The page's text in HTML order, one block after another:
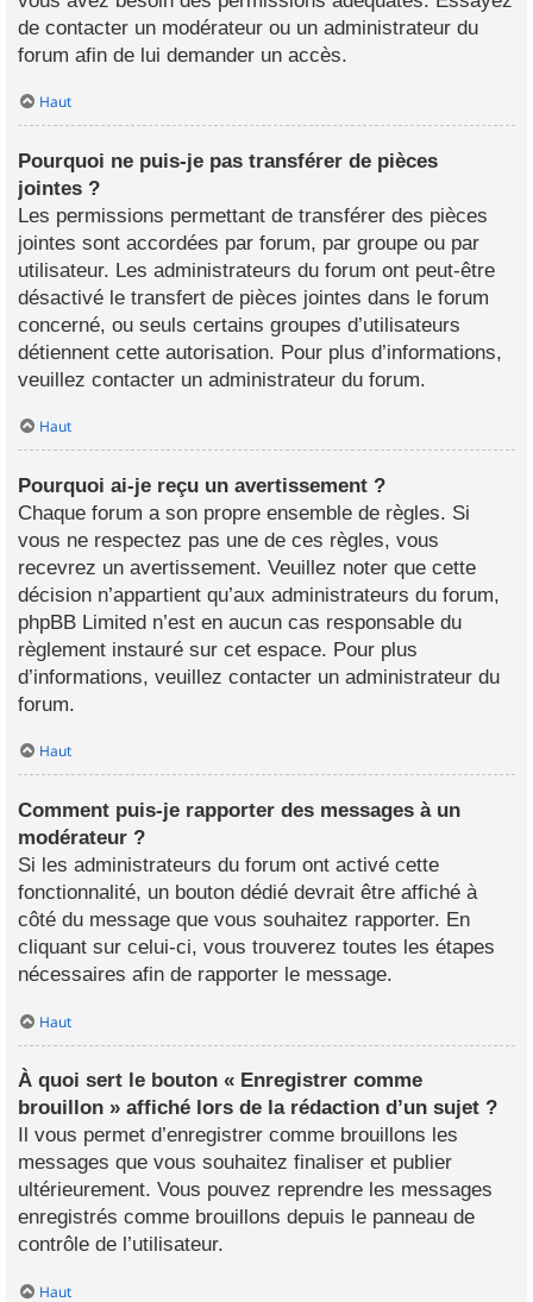
de contacter un modérateur ou un administrateur du
forum afin de lui demander un accès.
Haut
Pourquoi ne puis-je pas transférer de pièces
jointes ?
Les permissions permettant de transférer des pièces
jointes sont accordées par forum, par groupe ou par
utilisateur. Les administrateurs du forum ont peut-être
désactivé le transfert de pièces jointes dans le forum
concerné, ou seuls certains groupes d’utilisateurs
détiennent cette autorisation. Pour plus d’informations,
veuillez contacter un administrateur du forum.
Haut
Pourquoi ai-je reçu un avertissement ?
Chaque forum a son propre ensemble de règles. Si
vous ne respectez pas une de ces règles, vous
recevrez un avertissement. Veuillez noter que cette
décision n’appartient qu’aux administrateurs du forum,
phpBB Limited n’est en aucun cas responsable du
règlement instauré sur cet espace. Pour plus
d’informations, veuillez contacter un administrateur du
forum.
Haut
Comment puis-je rapporter des messages à un
modérateur ?
Si les administrateurs du forum ont activé cette
fonctionnalité, un bouton dédié devrait être affiché à
côté du message que vous souhaitez rapporter. En
cliquant sur celui-ci, vous trouverez toutes les étapes
nécessaires afin de rapporter le message.
Haut
À quoi sert le bouton « Enregistrer comme
brouillon » affiché lors de la rédaction d’un sujet ?
Il vous permet d’enregistrer comme brouillons les
messages que vous souhaitez finaliser et publier
ultérieurement. Vous pouvez reprendre les messages
enregistrés comme brouillons depuis le panneau de
contrôle de l’utilisateur.
Haut